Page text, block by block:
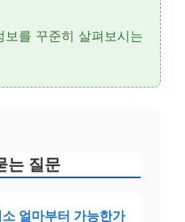
를 꾸준히 살펴보시는
는 질문
얼마부터 가능한가